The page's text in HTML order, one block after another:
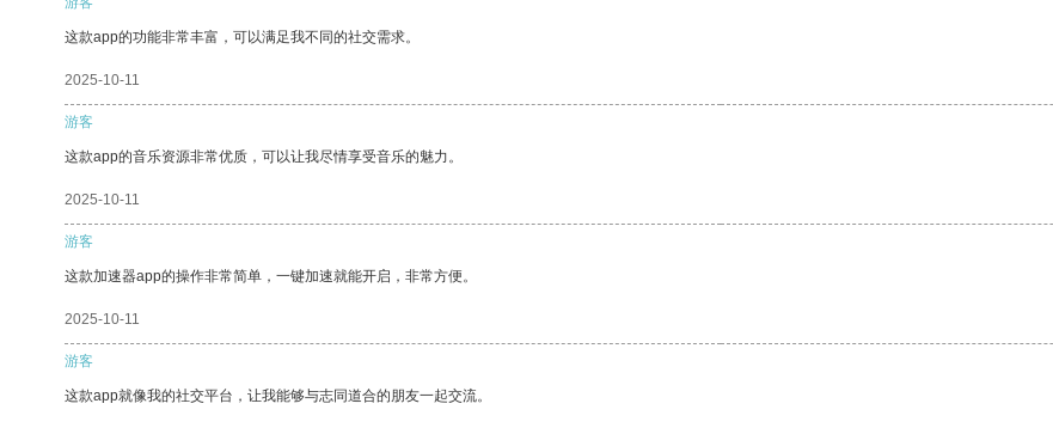
这款app的功能非常丰富，可以满足我不同的社交需求。
2025-10-11
游客
这款app的音乐资源非常优质，可以让我尽情享受音乐的魅力。
2025-10-11
游客
这款加速器app的操作非常简单，一键加速就能开启，非常方便。
2025-10-11
游客
这款app就像我的社交平台，让我能够与志同道合的朋友一起交流。